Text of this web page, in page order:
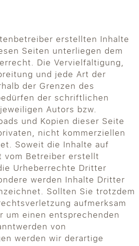
erstellten Inhalte
Seiten unterliegen dem
Die Vervielfältigung,
und jede Art der
der Grenzen des
der schriftlichen
Autors bzw.
und Kopien dieser Seite
nicht kommerziellen
Soweit die Inhalte auf
vom Betreiber erstellt
Urheberrechte Dritter
werden Inhalte Dritter
Sollten Sie trotzdem
aufmerksam
um einen entsprechenden
von
werden wir derartige